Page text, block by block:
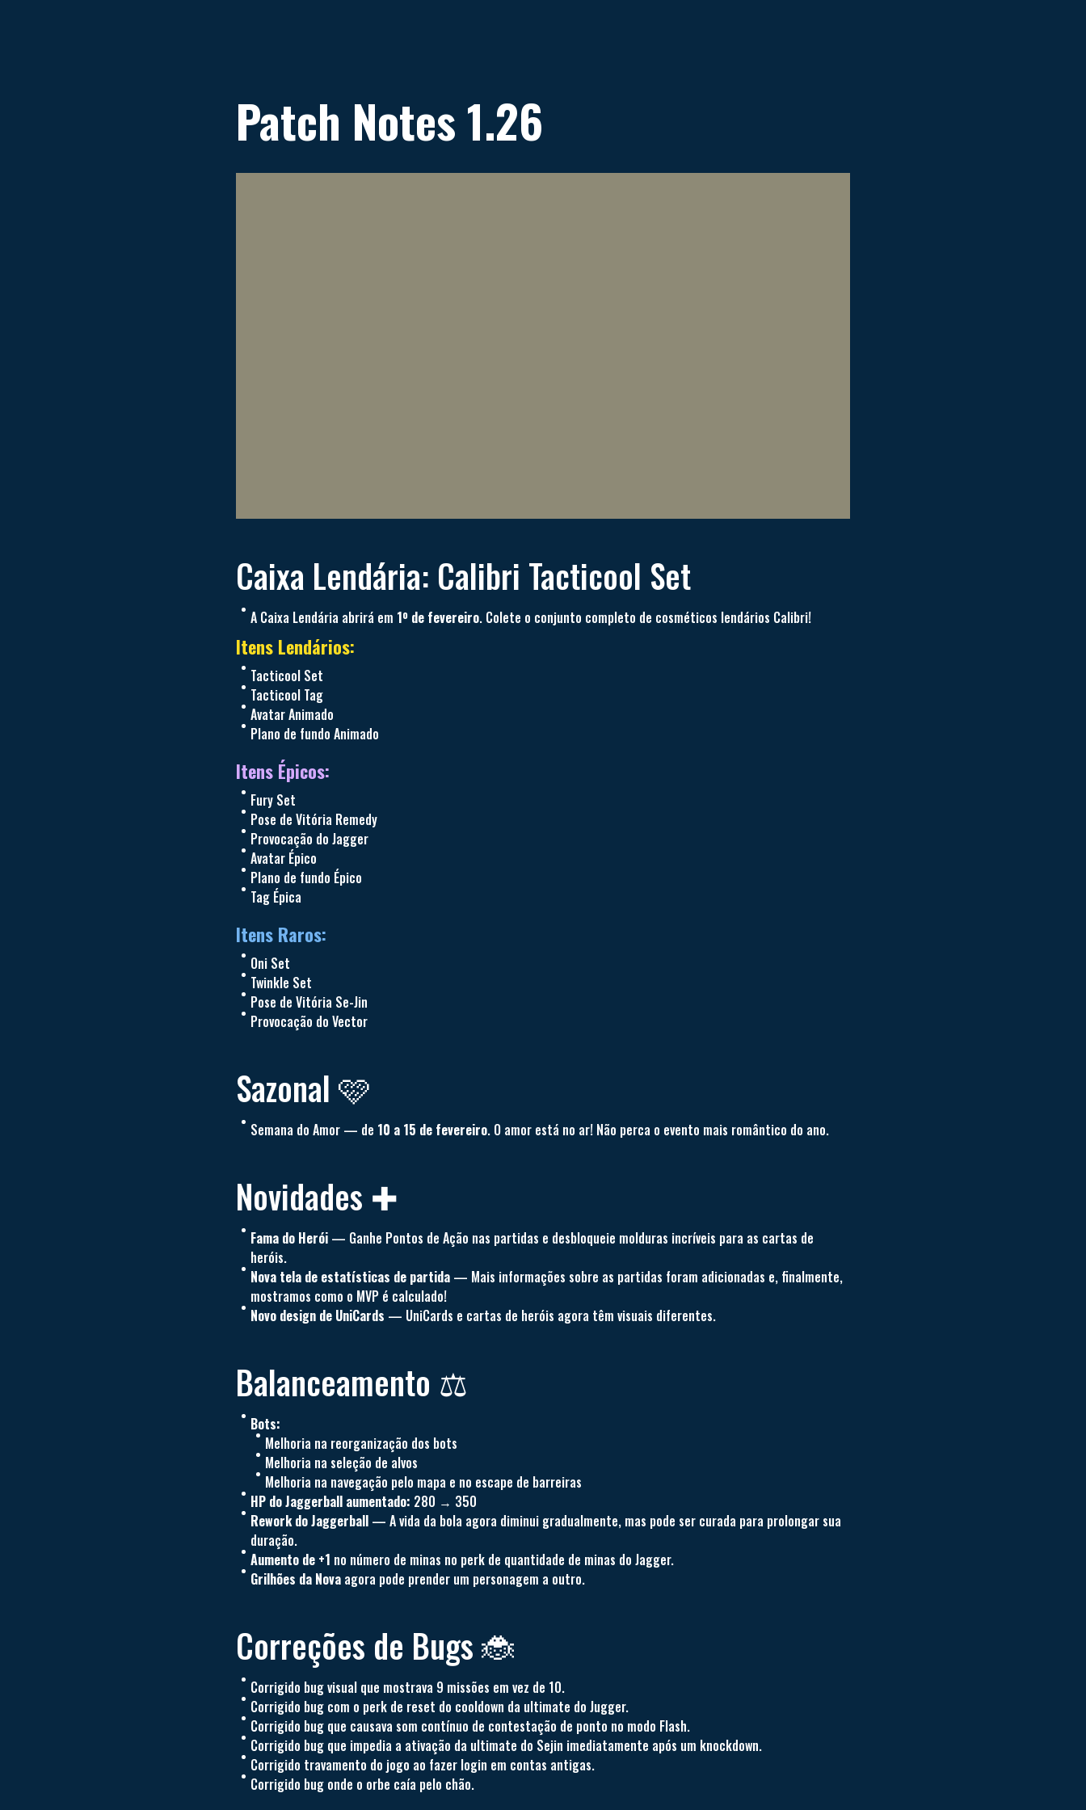
Patch Notes 1.26
Caixa Lendária: Calibri Tacticool Set
A Caixa Lendária abrirá em 1º de fevereiro. Colete o conjunto completo de cosméticos lendários Calibri!
Itens Lendários:
Tacticool Set
Tacticool Tag
Avatar Animado
Plano de fundo Animado
Itens Épicos:
Fury Set
Pose de Vitória Remedy
Provocação do Jagger
Avatar Épico
Plano de fundo Épico
Tag Épica
Itens Raros:
Oni Set
Twinkle Set
Pose de Vitória Se-Jin
Provocação do Vector
Sazonal 🩷
Semana do Amor — de 10 a 15 de fevereiro. O amor está no ar! Não perca o evento mais romântico do ano.
Novidades ✚
Fama do Herói — Ganhe Pontos de Ação nas partidas e desbloqueie molduras incríveis para as cartas de
heróis.
Nova tela de estatísticas de partida — Mais informações sobre as partidas foram adicionadas e, finalmente,
mostramos como o MVP é calculado!
Novo design de UniCards — UniCards e cartas de heróis agora têm visuais diferentes.
Balanceamento ⚖️
Bots:
Melhoria na reorganização dos bots
Melhoria na seleção de alvos
Melhoria na navegação pelo mapa e no escape de barreiras
HP do Jaggerball aumentado: 280 → 350
Rework do Jaggerball — A vida da bola agora diminui gradualmente, mas pode ser curada para prolongar sua
duração.
Aumento de +1 no número de minas no perk de quantidade de minas do Jagger.
Grilhões da Nova agora pode prender um personagem a outro.
Correções de Bugs 🐞
Corrigido bug visual que mostrava 9 missões em vez de 10.
Corrigido bug com o perk de reset do cooldown da ultimate do Jugger.
Corrigido bug que causava som contínuo de contestação de ponto no modo Flash.
Corrigido bug que impedia a ativação da ultimate do Sejin imediatamente após um knockdown.
Corrigido travamento do jogo ao fazer login em contas antigas.
Corrigido bug onde o orbe caía pelo chão.